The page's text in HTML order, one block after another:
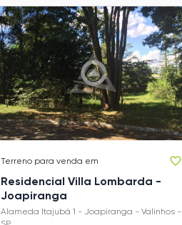
Terreno para venda em
Residencial Villa Lombarda -
Joapiranga
Alameda Itajubá 1 - Joapiranga - Valinhos -